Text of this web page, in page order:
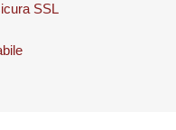
SSL